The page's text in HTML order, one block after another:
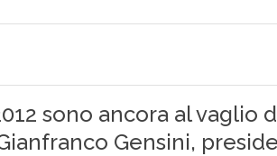
sono ancora al vaglio
Gensini,